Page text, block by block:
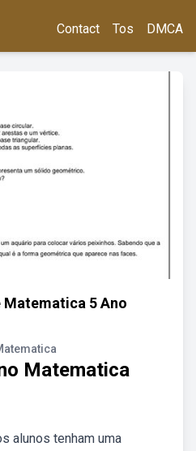
Contact Tos DMCA
Matematica 5 Ano
Matematica
alunos tenham uma